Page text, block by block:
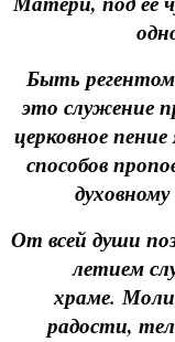
Быть
это служение
церковное
способов
От всей души
летием
храме.
радости,